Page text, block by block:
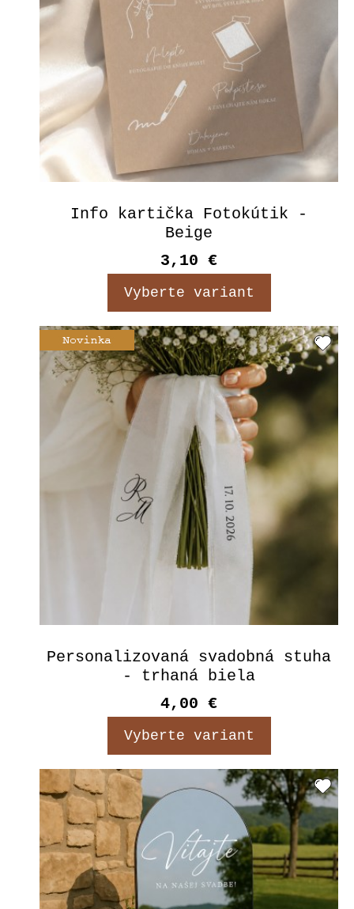
Info kartička Fotokútik -
Beige
3,10 €
Vyberte variant
Personalizovaná svadobná stuha
- trhaná biela
4,00 €
Vyberte variant